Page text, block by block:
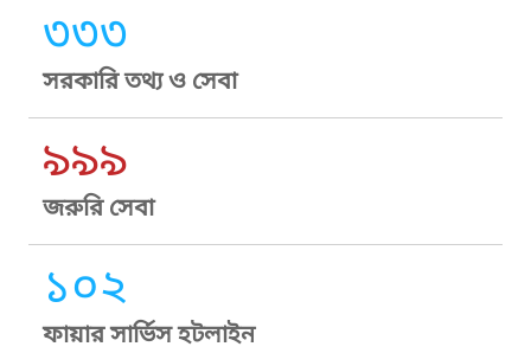
৩৩৩
সরকারি তথ্য ও সেবা
৯৯৯
জরুরি সেবা
১০২
ফায়ার সার্ভিস হটলাইন